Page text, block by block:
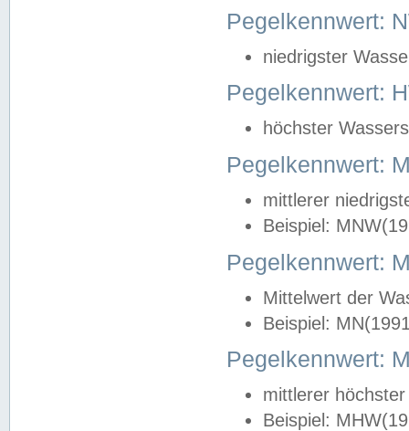
Pegelkennwert:
niedrigster
Pegelkennwert:
höchster
Pegelkennwert:
mittlerer
Beispiel:
Pegelkennwert:
Mittelwert der
Beispiel:
Pegelkennwert:
mittlerer
Beispiel: